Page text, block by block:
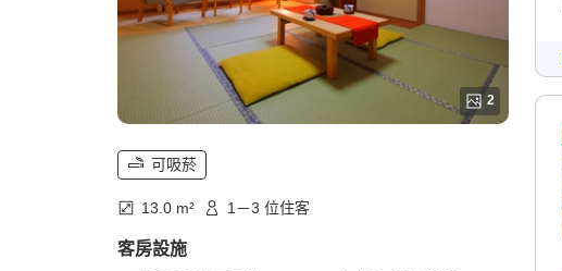
2
可吸菸
13.0 m² 1－3 位住客
客房設施